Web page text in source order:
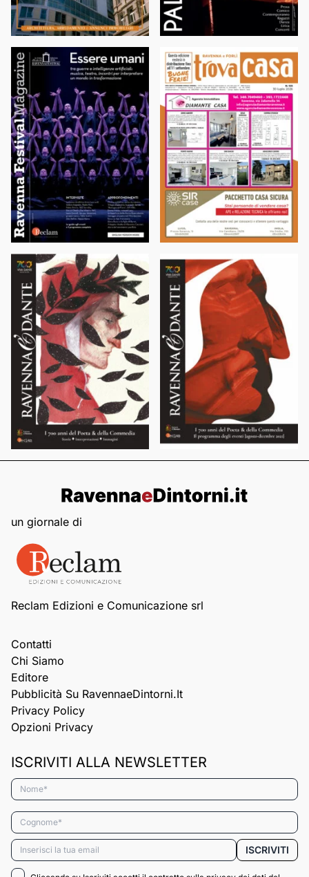
un giornale di
Reclam Edizioni e Comunicazione srl
Contatti
Chi Siamo
Editore
Pubblicità Su RavennaeDintorni.it
Privacy Policy
Opzioni Privacy
ISCRIVITI ALLA NEWSLETTER
Nome*
Cognome*
Email* ISCRIVITI